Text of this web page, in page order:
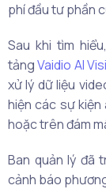
phí đầu tư phần
Sau khi tìm
tảngVaidio AI
xử lý dữ liệu
hiện các sự
hoặc trên đám
Ban quản lý đã
cảnh báo